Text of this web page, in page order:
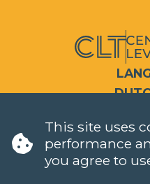
When do
How
This site uses
performance
you agree to